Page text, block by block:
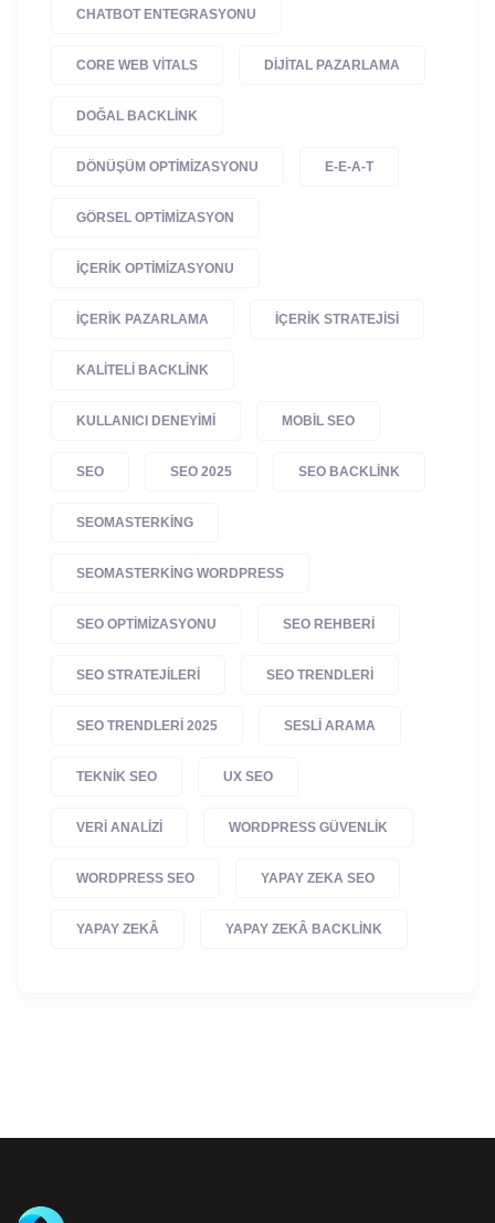
CHATBOT ENTEGRASYONU
CORE WEB VITALS DIJITAL PAZARLAMA
DOĞAL BACKLINK
DÖNÜŞÜM OPTIMIZASYONU E-E-A-T
GÖRSEL OPTIMIZASYON
IÇERIK OPTIMIZASYONU
IÇERIK PAZARLAMA IÇERIK STRATEJISI
KALITELI BACKLINK
KULLANICI DENEYIMI MOBIL SEO
SEO SEO 2025 SEO BACKLINK
SEOMASTERKING
SEOMASTERKING WORDPRESS
SEO OPTIMIZASYONU SEO REHBERI
SEO STRATEJILERI SEO TRENDLERI
SEO TRENDLERI 2025 SESLI ARAMA
TEKNIK SEO UX SEO
VERI ANALIZI WORDPRESS GÜVENLIK
WORDPRESS SEO YAPAY ZEKA SEO
YAPAY ZEKÂ YAPAY ZEKÂ BACKLINK